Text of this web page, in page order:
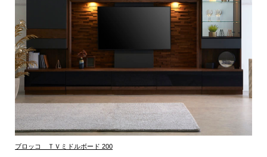
ブロッコ ＴＶミドルボード 200